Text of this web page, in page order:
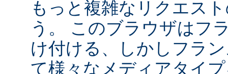
もっと複雑なリクエス
う。 このブラウザはフ
け付ける、しかしフラ
て様々なメディアタイ